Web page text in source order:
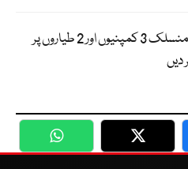
امریکا نے ایران سے منسلک 3 کمپنیوں اور 2 طیاروں پر
دیں
WhatsApp Twitter